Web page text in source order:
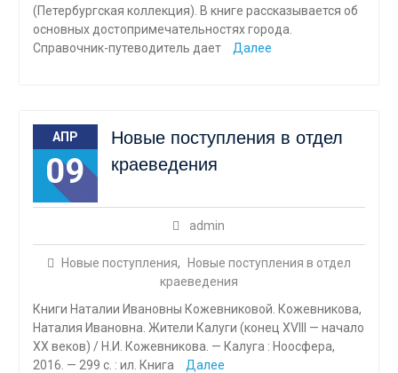
(Петербургская коллекция). В книге рассказывается об
основных достоприме­чательностях города.
Справочник-путеводитель дает
Далее
АПР
09
Новые поступления в отдел
краеведения
admin
Новые поступления,
Новые поступления в отдел
краеведения
Книги Наталии Ивановны Кожевниковой. Кожевникова,
Наталия Ивановна. Жители Калуги (конец XVIII — начало
XX веков) / Н.И. Кожевникова. — Калуга : Ноосфера,
2016. — 299 с. : ил. Книга
Далее